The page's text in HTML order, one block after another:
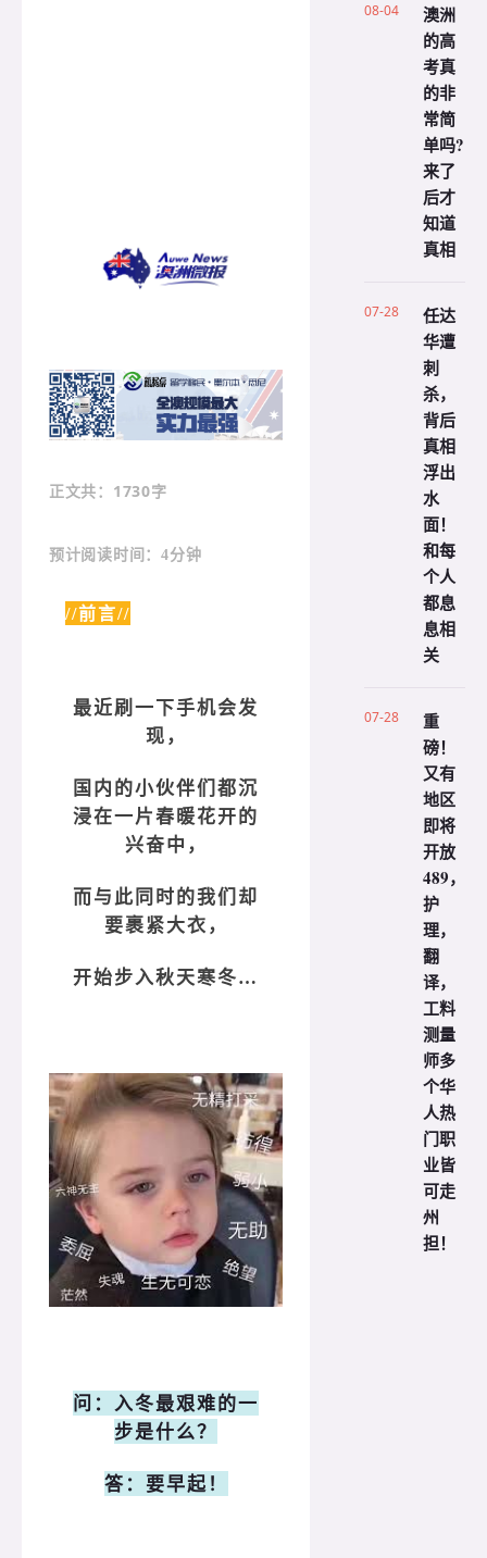
正文共 ：1730字
预计阅读时间：4分钟
//前言//
最近刷一下手机会发
现，
国内的小伙伴们都沉
浸在一片春暖花开的
兴奋中，
而与此同时的我们却
要裹紧大衣，
开始步入秋天寒冬…
问：入冬最艰难的一
步是什么？
答：要早起！
08-04
澳洲
的高
考真
的非
常简
单吗?
来了
后才
知道
真相
07-28
任达
华遭
刺
杀，
背后
真相
浮出
水
面！
和每
个人
都息
息相
关
07-28
重
磅！
又有
地区
即将
开放
489，
护
理，
翻
译，
工料
测量
师多
个华
人热
门职
业皆
可走
州
担！